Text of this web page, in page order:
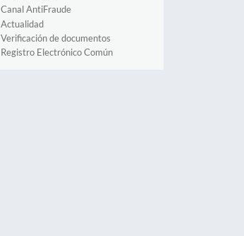
Canal AntiFraude
Actualidad
Verificación de documentos
Registro Electrónico Común